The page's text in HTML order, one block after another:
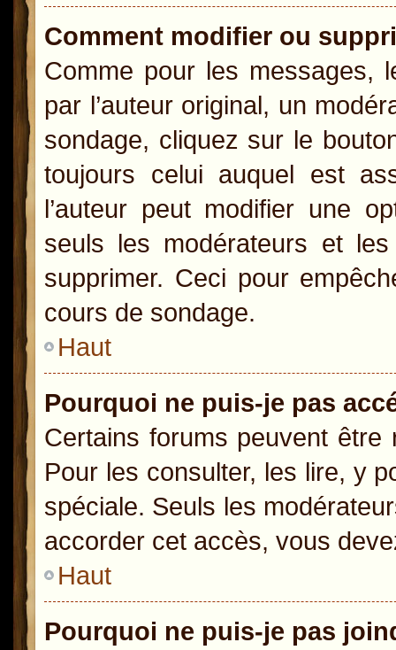
Comment modifier ou
Comme pour les messages,
par l’auteur original, un
sondage, cliquez sur le
toujours celui auquel est
l’auteur peut modifier une
seuls les modérateurs et
supprimer. Ceci pour
cours de sondage.
Haut
Pourquoi ne puis-je pas
Certains forums peuvent
Pour les consulter, les lire, y
spéciale. Seuls les
accorder cet accès, vous
Haut
Pourquoi ne puis-je pas